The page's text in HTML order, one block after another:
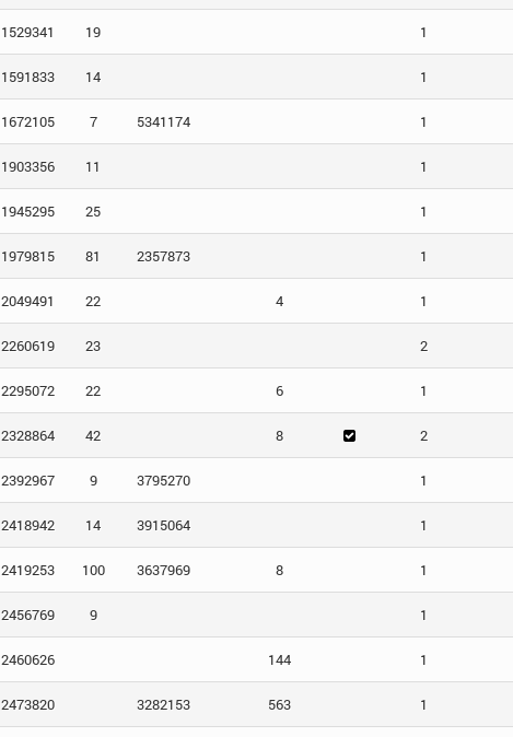
1529341 19 1
1591833 14 1
1672105 7 5341174 1
1903356 11 1
1945295 25 1
1979815 81 2357873 1
2049491 22 4 1
2260619 23 2
2295072 22 6 1
2328864 42 8 2
2392967 9 3795270 1
2418942 14 3915064 1
2419253 100 3637969 8 1
2456769 9 1
2460626 144 1
2473820 3282153 563 1